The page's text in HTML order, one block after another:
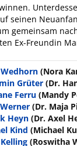
seinen
gemeinsam
Ex-Freundin
(Nora
Grüter (Dr.
Ferru (Mandy
(Dr. Maja
Heyn (Dr. Axel
Kind (Michael
(Roswitha